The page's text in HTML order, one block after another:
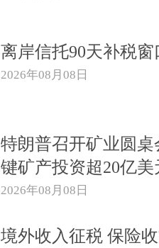
离岸信托90天补税窗
2026年08月08日
特朗普召开矿业圆桌
键矿产投资超20亿美
2026年08月08日
境外收入征税 保险